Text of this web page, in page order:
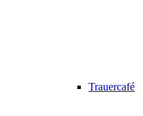
Trauercafé